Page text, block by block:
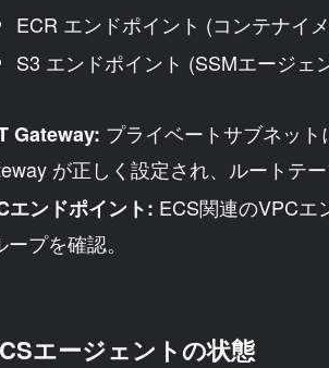
ECR エンドポイント (コンテナイ
S3 エンドポイント (SSMエージェ
Gateway: プライベートサブネッ
が正しく設定され、ルートテ
エンドポイント: ECS関連のVPCエ
ープを確認。
エージェントの状態